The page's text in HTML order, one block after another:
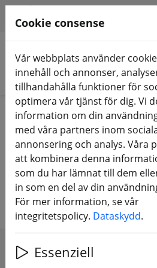
Sök produkter
Home Komponenter PDB &
Strömförsörjning,
för FPV-drönare
Cookie consense
Vår webbplats använder
innehåll och annonser,
tillhandahålla funktioner för
optimera vår tjänst för dig. Vi
information om din
med våra partners inom
annonsering och analys. Våra
att kombinera denna
som du har lämnat till dem
in som en del av din
För mer information, se vår
integritetspolicy. Dataskydd.
Essenziell